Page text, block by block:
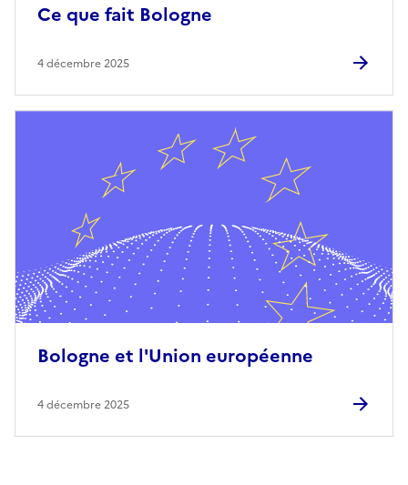
Ce que fait Bologne
4 décembre 2025
Bologne et l'Union européenne
4 décembre 2025